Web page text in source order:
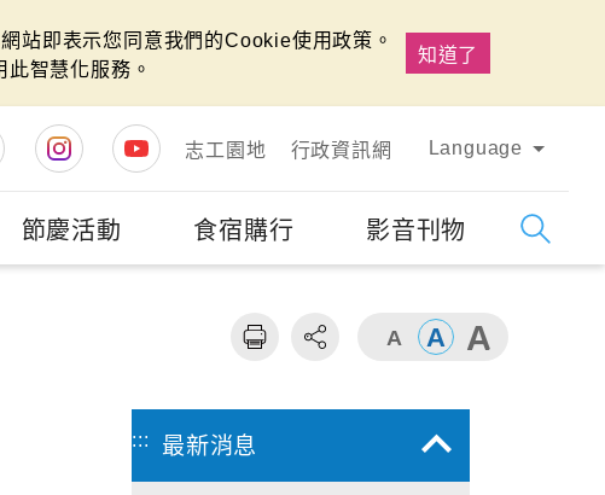
站即表示您同意我們的Cookie使用政策。
智慧化服務。
知道了
志工園地
行政資訊網 Language
節慶活動 食宿購行 影音刊物
::: 最新消息